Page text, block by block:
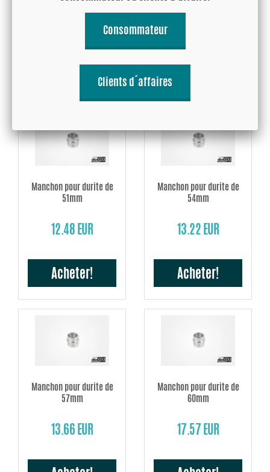
Manchon pour durite de
51mm
12.48 EUR
Acheter!
Manchon pour durite de
54mm
13.22 EUR
Acheter!
Manchon pour durite de
57mm
13.66 EUR
Manchon pour durite de
60mm
17.57 EUR
Consommateur
Clients d´affaires